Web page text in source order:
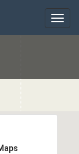
Toggle
Toggle